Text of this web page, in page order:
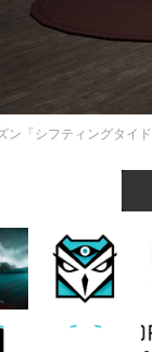
ン「シフティングタイ